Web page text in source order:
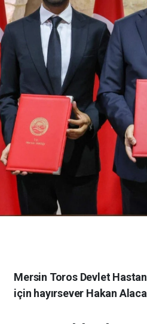
Mersin Toros Devlet
için hayırsever Hakan